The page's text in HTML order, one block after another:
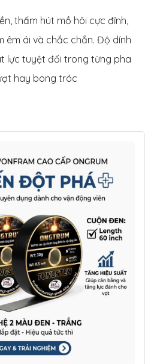
thấm hút mồ hôi cực đỉnh,
êm ái và chắc chắn. Độ dính
lực tuyệt đối trong từng pha
hay bong tróc